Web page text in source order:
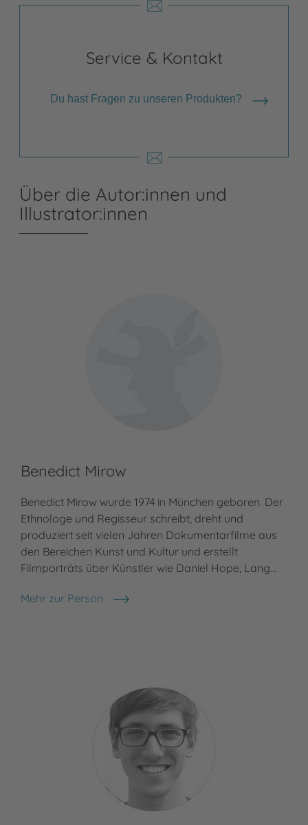
Service & Kontakt
Du hast Fragen zu unseren Produkten?
Über die Autor:innen und
Illustrator:innen
Benedict Mirow
Benedict Mirow wurde 1974 in München geboren. Der
Ethnologe und Regisseur schreibt, dreht und
produziert seit vielen Jahren Dokumentarfilme aus
den Bereichen Kunst und Kultur und erstellt
Filmporträts über Künstler wie Daniel Hope, Lang…
Mehr zur Person
Benedict Mirow